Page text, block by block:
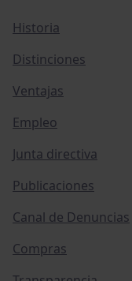
Historia
Distinciones
Ventajas
Empleo
Junta directiva
Publicaciones
Canal de Denuncias
Compras